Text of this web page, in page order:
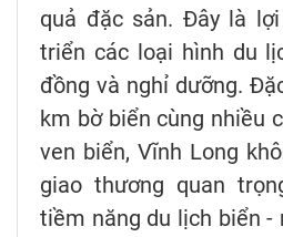
quả đặc sản. Đây là
triển các loại hình du
đồng và nghỉ dưỡng.
km bờ biển cùng nhiều
ven biển, Vĩnh Long
giao thương quan
tiềm năng du lịch biển